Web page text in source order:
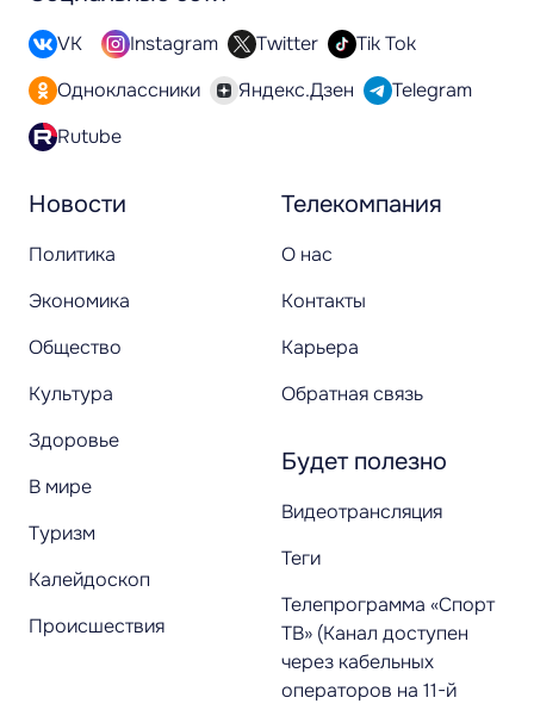
Новости
Политика
Экономика
Общество
Культура
Здоровье
В мире
Туризм
Калейдоскоп
Происшествия
Телекомпания
О нас
Контакты
Карьера
Обратная связь
Будет полезно
Видеотрансляция
Теги
Телепрограмма «Спорт
ТВ» (Канал доступен
через кабельных
операторов на 11-й
VK Instagram Twitter
Tik Tok
Одноклассники
Яндекс.Дзен
Telegram
Rutube